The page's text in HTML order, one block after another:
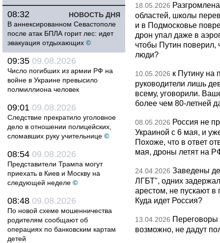
НОВОСТЬ ДНЯ
08:32
В аннексированном Севастополе
после атак БПЛА горит лес: идет
эвакуация отдыхающих ©
09:35 09.08.2026
Число погибших из армии РФ на
войне в Украине превысило
полмиллиона человек
09:01 09.08.2026
Следствие прекратило уголовное
дело в отношении полицейских,
сломавших руку учительнице ©
08:54 09.08.2026
Представители Трампа могут
приехать в Киев и Москву на
следующей неделе ©
08:48 09.08.2026
По новой схеме мошенничества
родителям сообщают об
операциях по банковским картам
детей
18.05.2026
областей, школы
и в Подмосковье
дрон упал даже в
чтобы Путин поверил,
люди?
10.05.2026 к Путину на
руководители лишь
всему, уговорили.
более чем 80-летней
08.05.2026 Россия не
Украиной с 6 мая, и
Похоже, что в ответ
мая, дроны летят на
24.04.2026 Заведены
ЛГБТ", одних
арестом, не пускают
Куда идет Россия?
13.04.2026
возможно, не дадут